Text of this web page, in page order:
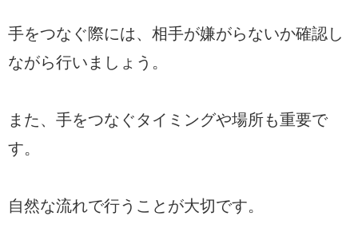
手をつなぐ際には、相手が嫌がらないか確認し
ながら行いましょう。
また、手をつなぐタイミングや場所も重要で
す。
自然な流れで行うことが大切です。